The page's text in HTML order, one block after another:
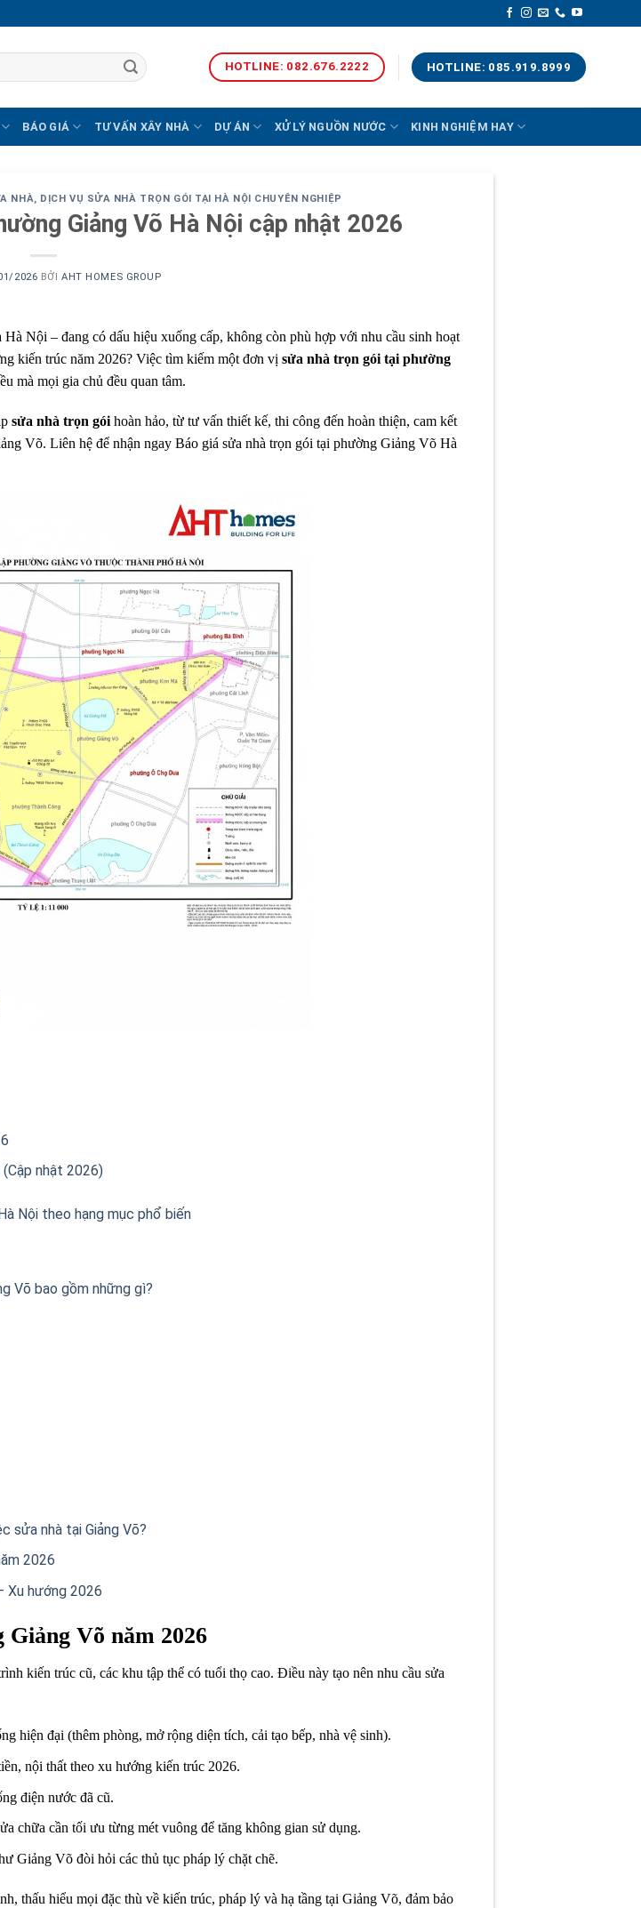
HOTLINE: 082.676.2222 HOTLINE: 085.919.8999
BÁO GIÁ TƯ VẤN XÂY NHÀ DỰ ÁN XỬ LÝ NGUỒN NƯỚC KINH NGHIỆM HAY
NHÀ, DỊCH VỤ SỬA NHÀ TRỌN GÓI TẠI HÀ NỘI CHUYÊN NGHIỆP
Giảng Võ Hà Nội cập nhật 2026
2026 BỞIAHT HOMES GROUP
Nội – đang có dấu hiệu xuống cấp, không còn phù hợp với nhu cầu sinh hoạt
kiến trúc năm 2026? Việc tìm kiếm một đơn vịsửa nhà trọn gói tại phường
mà mọi gia chủ đều quan tâm.
sửa nhà trọn gói hoàn hảo, từ tư vấn thiết kế, thi công đến hoàn thiện, cam kết
Võ. Liên hệ để nhận ngay Báo giá sửa nhà trọn gói tại phường Giảng Võ Hà
(Cập nhật 2026)
Nội theo hạng mục phổ biến
Võ bao gồm những gì?
sửa nhà tại Giảng Võ?
2026
Xu hướng 2026
Võ năm 2026
kiến trúc cũ, các khu tập thể có tuổi thọ cao. Điều này tạo nên nhu cầu sửa
hiện đại (thêm phòng, mở rộng diện tích, cải tạo bếp, nhà vệ sinh).
nội thất theo xu hướng kiến trúc 2026.
điện nước đã cũ.
chữa cần tối ưu từng mét vuông để tăng không gian sử dụng.
Giảng Võ đòi hỏi các thủ tục pháp lý chặt chẽ.
thấu hiểu mọi đặc thù về kiến trúc, pháp lý và hạ tầng tại Giảng Võ, đảm bảo